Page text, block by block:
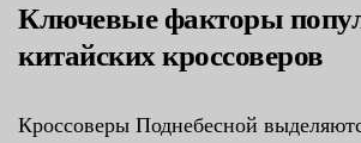
Ключевые факторы
китайских кроссоверов
Кроссоверы Поднебесной